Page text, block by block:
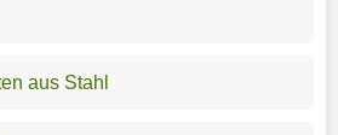
aus Stahl